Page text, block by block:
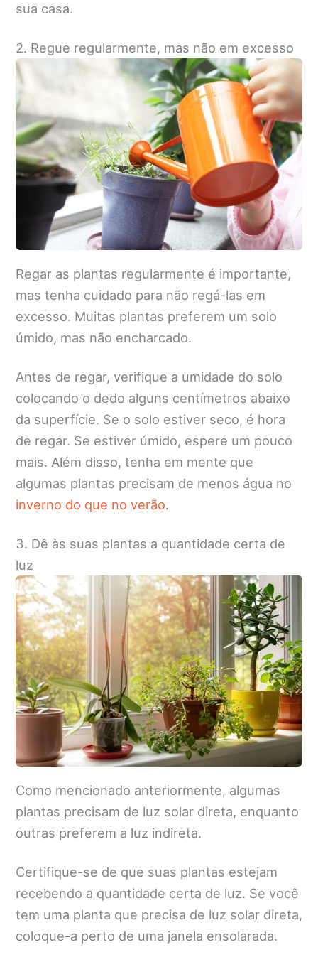
sua casa.
2. Regue regularmente, mas não em excesso
Regar as plantas regularmente é importante,
mas tenha cuidado para não regá-las em
excesso. Muitas plantas preferem um solo
úmido, mas não encharcado.
Antes de regar, verifique a umidade do solo
colocando o dedo alguns centímetros abaixo
da superfície. Se o solo estiver seco, é hora
de regar. Se estiver úmido, espere um pouco
mais. Além disso, tenha em mente que
algumas plantas precisam de menos água no
inverno do que no verão.
3. Dê às suas plantas a quantidade certa de
luz
Como mencionado anteriormente, algumas
plantas precisam de luz solar direta, enquanto
outras preferem a luz indireta.
Certifique-se de que suas plantas estejam
recebendo a quantidade certa de luz. Se você
tem uma planta que precisa de luz solar direta,
coloque-a perto de uma janela ensolarada.